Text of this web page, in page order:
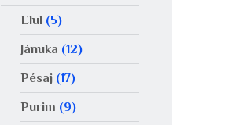
Elul(5)
Jánuka (12)
Pésaj(17)
Purim (9)